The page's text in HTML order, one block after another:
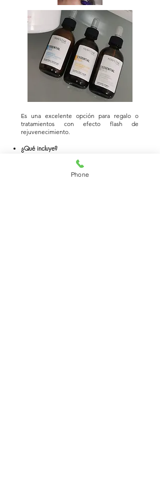
Es una excelente opción para regalo o
tratamientos con efecto flash de
rejuvenecimiento.
¿Qué incluye?
peeling
mecánico/enzimático,
Phone